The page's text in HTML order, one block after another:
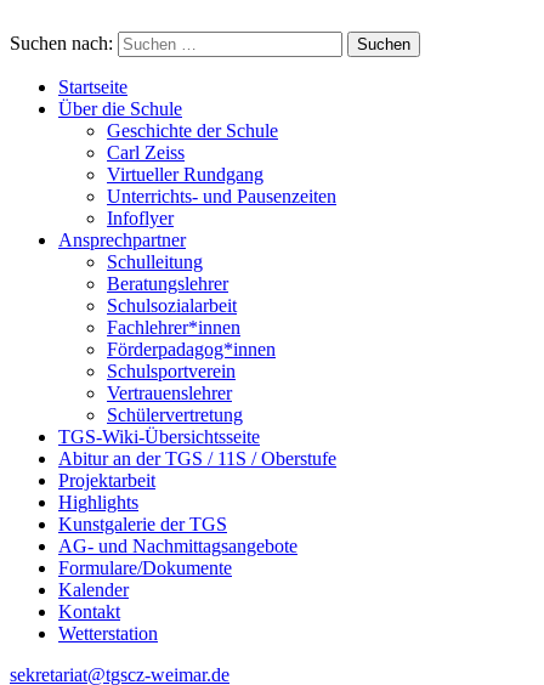
Suchen nach:
Startseite
Über die Schule
Geschichte der Schule
Carl Zeiss
Virtueller Rundgang
Unterrichts- und Pausenzeiten
Infoflyer
Ansprechpartner
Schulleitung
Beratungslehrer
Schulsozialarbeit
Fachlehrer*innen
Förderpadagog*innen
Schulsportverein
Vertrauenslehrer
Schülervertretung
TGS-Wiki-Übersichtsseite
Abitur an der TGS / 11S / Oberstufe
Projektarbeit
Highlights
Kunstgalerie der TGS
AG- und Nachmittagsangebote
Formulare/Dokumente
Kalender
Kontakt
Wetterstation
sekretariat@tgscz-weimar.de